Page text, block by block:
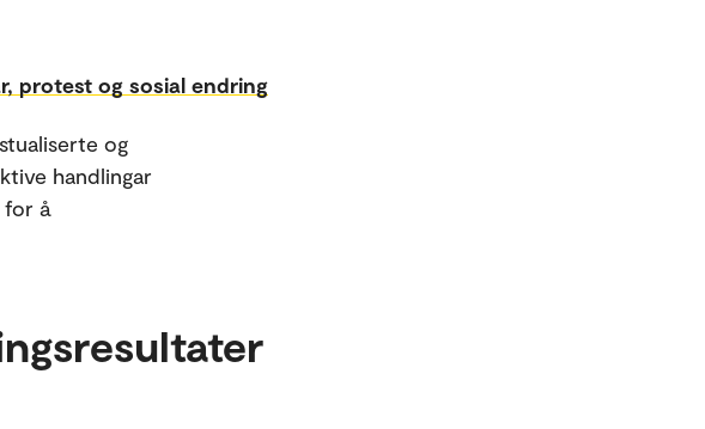
protest og sosial endring
og
handlingar
for å